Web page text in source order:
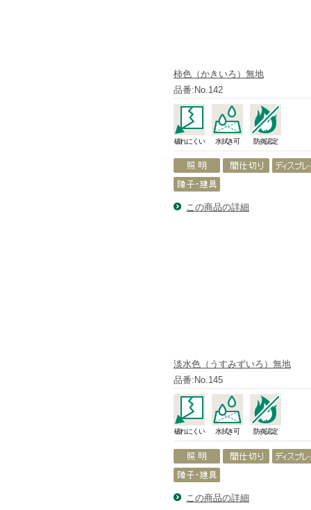
柿色（かきいろ）無地
品番:No.142
破れにくい 水拭き可 防炎認定
この商品の詳細
淡水色（うすみずいろ）無地
品番:No.145
破れにくい 水拭き可 防炎認定
この商品の詳細